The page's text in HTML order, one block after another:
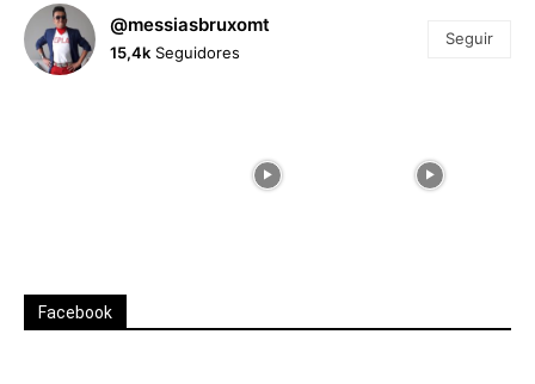
@messiasbruxomt
15,4k Seguidores
Seguir
Facebook